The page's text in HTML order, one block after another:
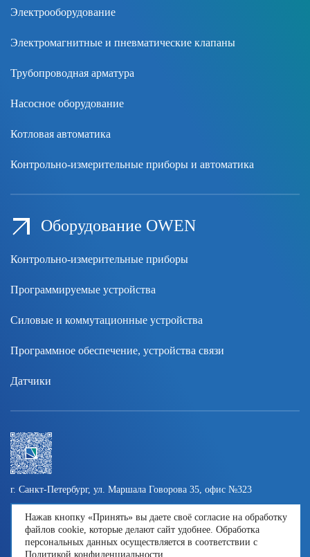
Электрооборудование
Электромагнитные и пневматические клапаны
Трубопроводная арматура
Насосное оборудование
Котловая автоматика
Контрольно-измерительные приборы и автоматика
Оборудование OWEN
Контрольно-измерительные приборы
Программируемые устройства
Силовые и коммутационные устройства
Программное обеспечение, устройства связи
Датчики
г. Санкт-Петербург, ул. Маршала Говорова 35, офис №323
8 800 600-15-39 info@nordenergy.ru Контакты
Политика обработки персональных данных
Нажав кнопку «Принять» вы даете своё согласие на обработку
файлов cookie, которые делают сайт удобнее. Обработка
персональных данных осуществляется в соответствии с
Политикой конфиденциальности